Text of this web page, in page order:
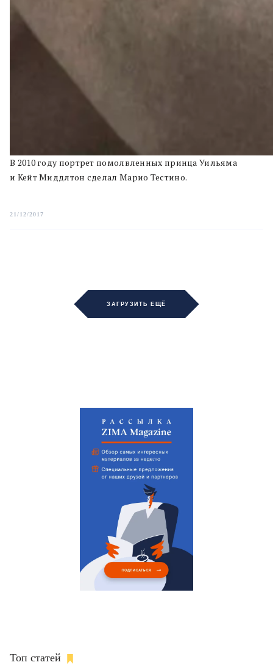
В 2010 году портрет помолвленных принца Уильяма
и Кейт Миддлтон сделал Марио Тестино.
21/12/2017
ЗАГРУЗИТЬ ЕЩЁ
Топ статей